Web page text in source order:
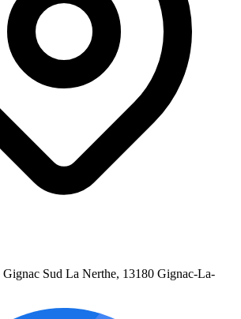
Sud La Nerthe, 13180 Gignac-La-